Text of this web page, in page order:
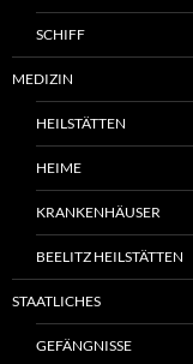
SCHIFF
MEDIZIN
HEILSTÄTTEN
HEIME
KRANKENHÄUSER
BEELITZ HEILSTÄTTEN
STAATLICHES
GEFÄNGNISSE